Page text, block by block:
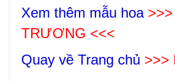
Xem thêm mẫu hoa >>>
TRƯƠNG <<<
Quay về Trang chủ >>>